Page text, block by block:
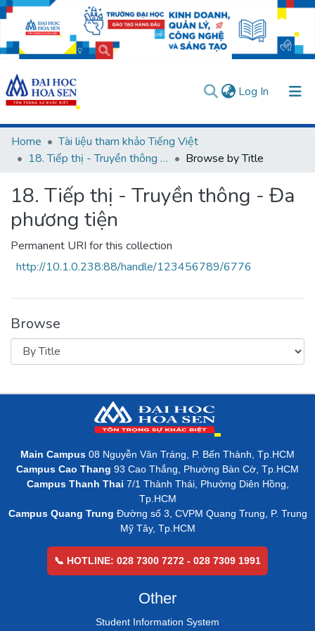
Log In (current)
Communities & Collections
All of DSpace
User guides
Usage rules
Verify account
Home
Tài liệu tham khảo Tiếng Việt
18. Tiếp thị - Truyền thông - Đa phương tiện
Browse by Title
18. Tiếp thị - Truyền thông - Đa
phương tiện
Permanent URI for this collection
http://10.1.0.238:88/handle/123456789/6776
Browse
Main Campus 08 Nguyễn Văn Tráng, P. Bến Thành, Tp.HCM
Campus Cao Thang 93 Cao Thắng, Phường Bàn Cờ, Tp.HCM
Campus Thanh Thai 7/1 Thành Thái, Phường Diên Hồng,
Tp.HCM
Campus Quang Trung Đường số 3, CVPM Quang Trung, P. Trung
Mỹ Tây, Tp.HCM
📞 HOTLINE: 028 7300 7272 - 028 7309 1991
Other
Student Information System